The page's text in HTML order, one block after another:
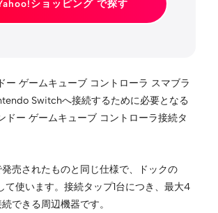
ショッピング で探す
ー ゲームキューブ コントローラ スマブラ
Switchへ接続するために必要となる
ドー ゲームキューブ コントローラ接続タ
売されたものと同じ仕様で、ドックの
て使います。接続タップ1台につき、最大4
できる周辺機器です。